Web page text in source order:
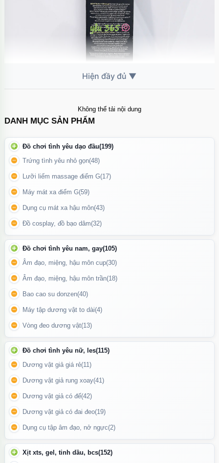
SKYN Excite là lựa chọn lý tưởng để giúp đời sống tình dục của
Cách sử dụng
Bơm một lượng nhỏ gel (khoảng 1 giọt) lên đầu ngón tay.
Thoa nhẹ nhàng lên vùng nhạy cảm trước khi quan hệ.
Chờ vài phút để gel phát huy tác dụng.
Với thiết kế nhỏ gọn, công thức an toàn và hiệu quả kích thích
Đóng gói & dung tích
Hộp chứa 15ml (tương đương 20 lần sử dụng).
Thiết kế dạng bơm tiện lợi, dễ dàng sử dụng và bảo quản.
Không thể tải nội dung
DANH MỤC SẢN PHẨM
Đồ chơi tình yêu dạo đầu(199)
Trứng tình yêu nhỏ gọn(48)
Lưỡi liếm massage điểm G(17)
Máy mát xa điểm G(59)
Dụng cụ mát xa hậu môn(43)
Đồ cosplay, đồ bạo dâm(32)
Đồ chơi tình yêu nam, gay(105)
Âm đạo, miệng, hậu môn cup(30)
Âm đạo, miệng, hậu môn trần(18)
Bao cao su donzen(40)
Máy tập dương vật to dài(4)
Vòng đeo dương vật(13)
Đồ chơi tình yêu nữ, les(115)
Dương vật giả giá rẻ(11)
Dương vật giả rung xoay(41)
Dương vật giả có đế(42)
Dương vật giả có đai đeo(19)
Dụng cụ tập âm đạo, nở ngực(2)
Xịt xts, gel, tinh dầu, bcs(152)